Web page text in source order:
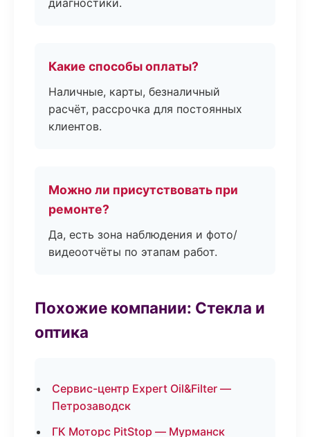
диагностики.
Какие способы оплаты?
Наличные, карты, безналичный
расчёт, рассрочка для постоянных
клиентов.
Можно ли присутствовать при
ремонте?
Да, есть зона наблюдения и фото/
видеоотчёты по этапам работ.
Похожие компании: Стекла и
оптика
Сервис-центр Expert Oil&Filter —
Петрозаводск
ГК Моторс PitStop — Мурманск